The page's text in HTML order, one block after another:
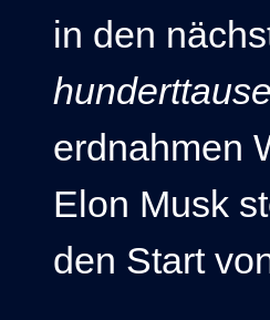
in den
erdnahmen
Elon Musk
den Start